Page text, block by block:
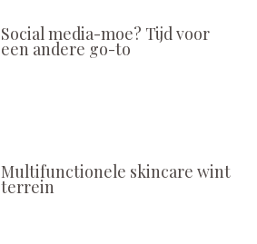
Social media-moe? Tijd voor
een andere go-to
Multifunctionele skincare wint
terrein